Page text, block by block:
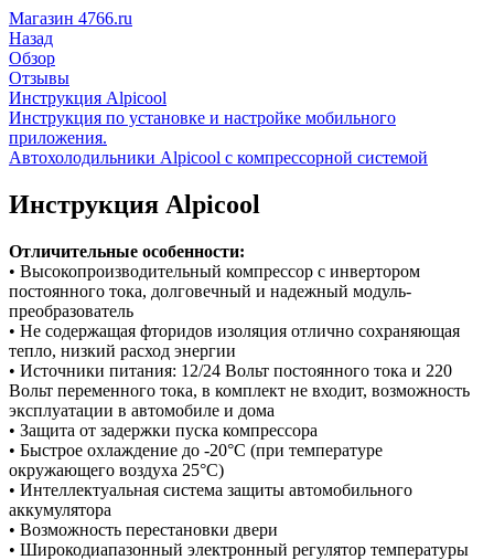
Магазин 4766.ru
Назад
Обзор
Отзывы
Инструкция Alpicool
Инструкция по установке и настройке мобильного
приложения.
​Автохолодильники Alpicool с компрессорной системой
Инструкция Alpicool
Отличительные особенности:
• Высокопроизводительный компрессор с инвертором
постоянного тока, долговечный и надежный модуль-
преобразователь
• Не содержащая фторидов изоляция отлично сохраняющая
тепло, низкий расход энергии
• Источники питания: 12/24 Вольт постоянного тока и 220
Вольт переменного тока, в комплект не входит, возможность
эксплуатации в автомобиле и дома
• Защита от задержки пуска компрессора
• Быстрое охлаждение до -20°C (при температуре
окружающего воздуха 25°C)
• Интеллектуальная система защиты автомобильного
аккумулятора
• Возможность перестановки двери
• Широкодиапазонный электронный регулятор температуры